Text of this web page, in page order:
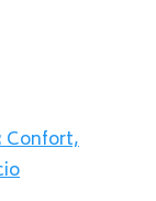
Confort,